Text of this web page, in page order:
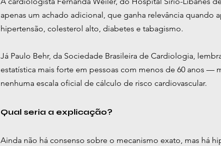
apenas um achado adicional, que ganha relevância quando
hipertensão, colesterol alto, diabetes e tabagismo.
Já Paulo Behr, da Sociedade Brasileira de Cardiologia,
estatística mais forte em pessoas com menos de 60 anos —
nenhuma escala oficial de cálculo de risco cardiovascular.
Qual seria a explicação?
Ainda não há consenso sobre o mecanismo exato, mas há